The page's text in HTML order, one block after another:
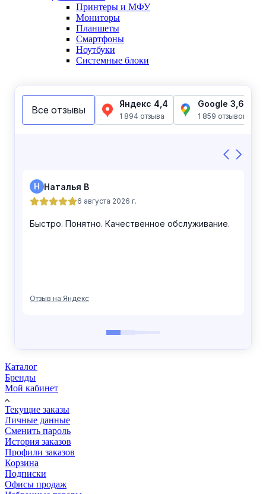
Принтеры и МФУ
Мониторы
Планшеты
Смартфоны
Ноутбуки
Системные блоки
Каталог
Бренды
Мой кабинет
Текущие заказы
Личные данные
Сменить пароль
История заказов
Профили заказов
Корзина
Подписки
Офисы продаж